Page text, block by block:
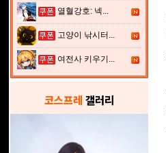
열혈강호: 넥...
고양이 낚시터...
여전사 키우기...
코스프레 갤러리